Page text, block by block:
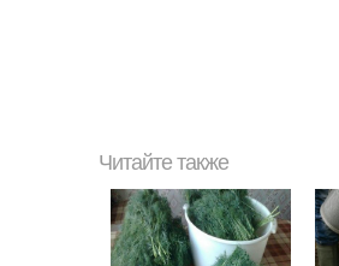
Читайте также